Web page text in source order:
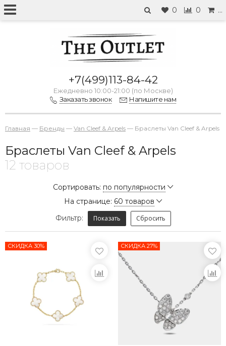
0 0 …
+7(499)113-84-42
Ежедневно 10:00-21:00 (по Москве)
Заказать звонок
Напишите нам
Главная — Бренды — Van Cleef & Arpels — Браслеты Van Cleef & Arpels
Браслеты Van Cleef & Arpels
12 товаров
Сортировать: по популярности
На странице: 60 товаров
Фильтр:
Показать Сбросить
СКИДКА 30% СКИДКА 27%